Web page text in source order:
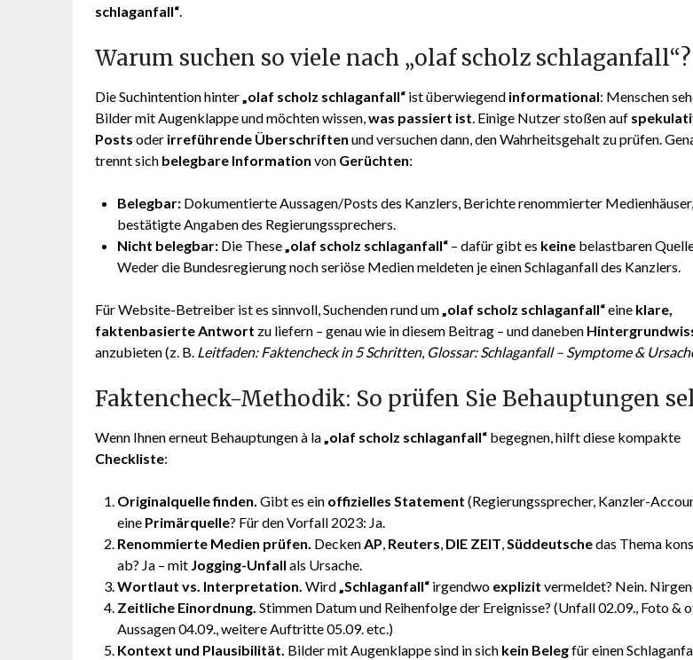
schlaganfall“.
Warum suchen so viele nach „olaf scholz schlaganfall“?
Die Suchintention hinter„olaf scholz schlaganfall“ ist überwiegend informational: Menschen
Bilder mit Augenklappe und möchten wissen,was passiert ist. Einige Nutzer stoßen auf
Posts oder irreführende Überschriften und versuchen dann, den Wahrheitsgehalt zu prüfen.
trennt sich belegbare Information von Gerüchten:
Belegbar: Dokumentierte Aussagen/Posts des Kanzlers, Berichte renommierter Medienhäuser,
bestätigte Angaben des Regierungssprechers.
Nicht belegbar: Die These„olaf scholz schlaganfall“ – dafür gibt es keine belastbaren
Weder die Bundesregierung noch seriöse Medien meldeten je einen Schlaganfall des Kanzlers.
Für Website-Betreiber ist es sinnvoll, Suchenden rund um„olaf scholz schlaganfall“eine klare,
faktenbasierte Antwort zu liefern – genau wie in diesem Beitrag – und daneben
anzubieten (z. B. Leitfaden: Faktencheck in 5 Schritten, Glossar: Schlaganfall – Symptome &
Faktencheck-Methodik: So prüfen Sie Behauptungen
Wenn Ihnen erneut Behauptungen à la„olaf scholz schlaganfall“ begegnen, hilft diese kompakte
Checkliste:
Originalquelle finden. Gibt es ein offizielles Statement (Regierungssprecher, Kanzler-
eine Primärquelle? Für den Vorfall 2023: Ja.
Renommierte Medien prüfen. DeckenAP, Reuters, DIE ZEIT,Süddeutschedas Thema
ab? Ja – mit Jogging-Unfall als Ursache.
Wortlaut vs. Interpretation. Wird„Schlaganfall“ irgendwo explizit vermeldet? Nein.
Zeitliche Einordnung. Stimmen Datum und Reihenfolge der Ereignisse? (Unfall 02.09., Foto &
Aussagen 04.09., weitere Auftritte 05.09. etc.)
Kontext und Plausibilität. Bilder mit Augenklappe sind in sich kein Belegfür einen